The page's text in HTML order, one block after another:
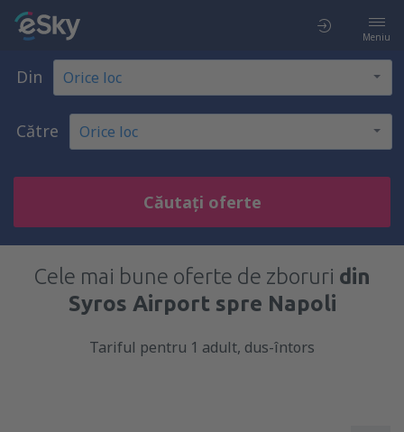
Meniu
Din
Către
Căutați oferte
Cele mai bune oferte de zboruri din
Syros Airport spre Napoli
Tariful pentru 1 adult, dus-întors